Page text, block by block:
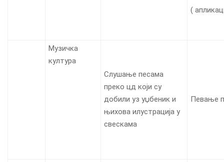
(
Музичка
култура
Слушање песама
преко цд који су
добили уз уџбеник и
њихова илустрација у
свескама
Певање